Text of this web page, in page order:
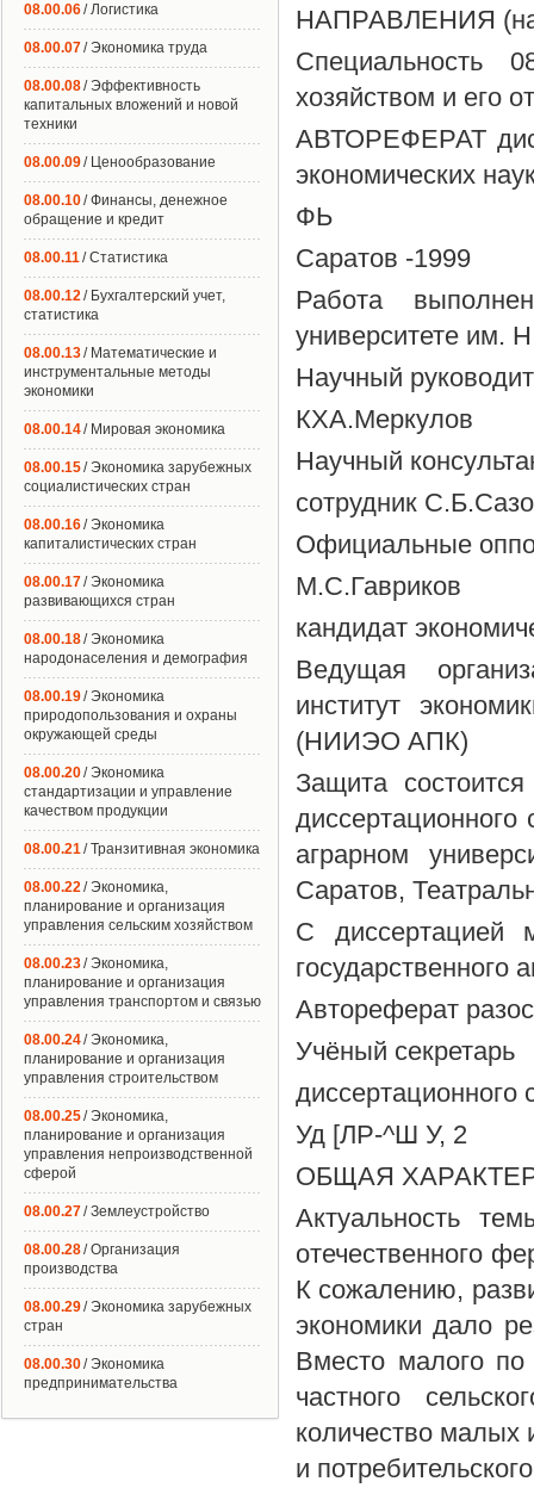
НАПРАВЛЕНИЯ (на
Специальность
хозяйством и его
АВТОРЕФЕРАТ
экономических
ФЬ
Саратов -1999
Работа
университете им.
Научный
КХА.Меркулов
Научный
сотрудник
Официальные
М.С.Гавриков
кандидат
Ведущая
институт
(НИИЭО АПК)
Защита
аграрном
Саратов,
С диссертацией
государственного
Автореферат
Учёный секретарь
Уд [ЛР-^Ш У, 2
ОБЩАЯ
Актуальность
отечественного
К сожалению,
экономики дало
Вместо малого
частного
количество малых
и
08.00.06/ Логистика
08.00.07/ Экономика труда
08.00.08/ Эффективность
капитальных вложений и новой
техники
08.00.09/ Ценообразование
08.00.10/ Финансы, денежное
обращение и кредит
08.00.11/ Статистика
08.00.12/ Бухгалтерский учет,
статистика
08.00.13/ Математические и
инструментальные методы
экономики
08.00.14/ Мировая экономика
08.00.15/ Экономика зарубежных
социалистических стран
08.00.16/ Экономика
капиталистических стран
08.00.17/ Экономика
развивающихся стран
08.00.18/ Экономика
народонаселения и демография
08.00.19/ Экономика
природопользования и охраны
окружающей среды
08.00.20/ Экономика
стандартизации и управление
качеством продукции
08.00.21/ Транзитивная экономика
08.00.22/ Экономика,
планирование и организация
управления сельским хозяйством
08.00.23/ Экономика,
планирование и организация
управления транспортом и связью
08.00.24/ Экономика,
планирование и организация
управления строительством
08.00.25/ Экономика,
планирование и организация
управления непроизводственной
сферой
08.00.27/ Землеустройство
08.00.28/ Организация
производства
08.00.29/ Экономика зарубежных
стран
08.00.30/ Экономика
предпринимательства